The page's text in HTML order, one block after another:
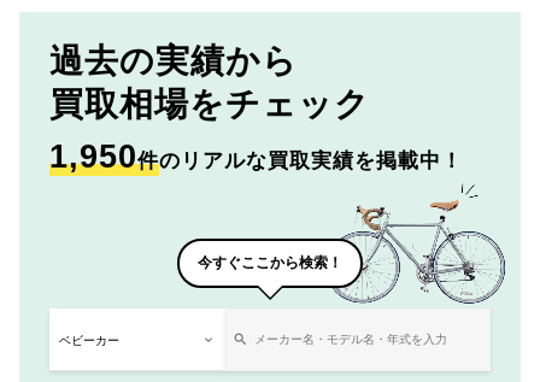
過去の実績から
買取相場をチェック
1,950件のリアルな買取実績を掲載中！
今すぐここから検索！